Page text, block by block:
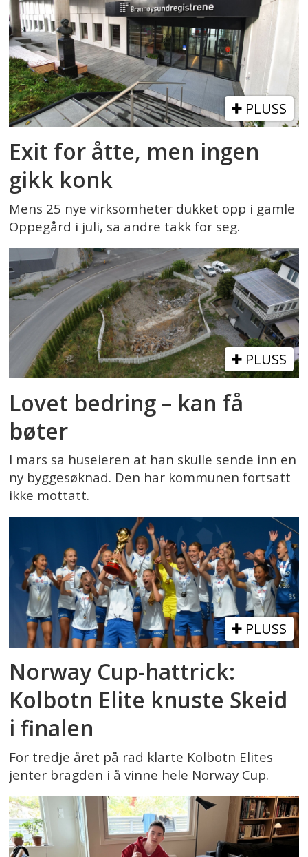
PLUSS
Exit for åtte, men ingen
gikk konk
Mens 25 nye virksomheter dukket opp i gamle
Oppegård i juli, sa andre takk for seg.
PLUSS
Lovet bedring – kan få
bøter
I mars sa huseieren at han skulle sende inn en
ny byggesøknad. Den har kommunen fortsatt
ikke mottatt.
PLUSS
Norway Cup-hattrick:
Kolbotn Elite knuste Skeid
i finalen
For tredje året på rad klarte Kolbotn Elites
jenter bragden i å vinne hele Norway Cup.